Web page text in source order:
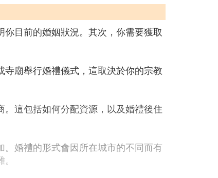
目前的婚姻狀況。其次，你需要獲取
廟舉行婚禮儀式，這取決於你的宗教
這包括如何分配資源，以及婚禮後住
婚禮的形式會因所在城市的不同而有